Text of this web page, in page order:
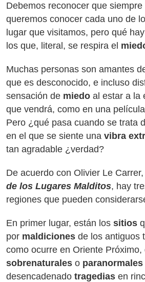
Debemos reconocer que
queremos conocer cada uno de
lugar que visitamos, pero qué
los que, literal, se respira el
Muchas personas son amantes
que es desconocido, e incluso
sensación de miedo al estar a la
que vendrá, como en una
Pero ¿qué pasa cuando se trata
en el que se siente una vibra
tan agradable ¿verdad?
De acuerdo con Olivier Le
de los Lugares Malditos, hay
regiones que pueden
En primer lugar, están los sitios
por maldiciones de los antiguos
como ocurre en Oriente Próximo,
sobrenaturales o paranormales
desencadenado tragedias en